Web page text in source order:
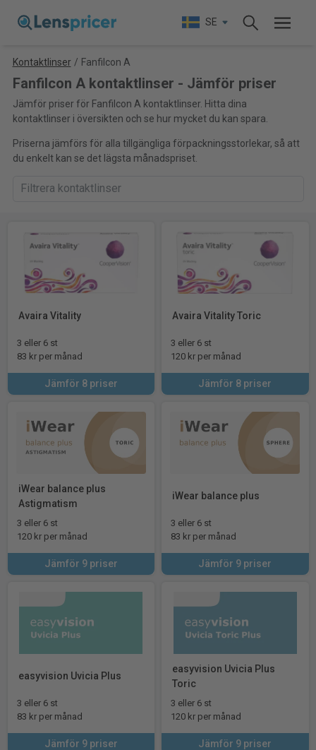
SE
Kontaktlinser / Fanfilcon A
Fanfilcon A kontaktlinser - Jämför priser
Jämför priser för Fanfilcon A kontaktlinser. Hitta dina
kontaktlinser i översikten och se hur mycket du kan spara.
Priserna jämförs för alla tillgängliga förpackningsstorlekar, så att
du enkelt kan se det lägsta månadspriset.
Avaira Vitality
3 eller 6 st
83 kr per månad
Jämför 8 priser
Avaira Vitality Toric
3 eller 6 st
120 kr per månad
Jämför 8 priser
iWear balance plus
Astigmatism
3 eller 6 st
120 kr per månad
Jämför 9 priser
iWear balance plus
3 eller 6 st
83 kr per månad
Jämför 9 priser
easyvision Uvicia Plus
3 eller 6 st
83 kr per månad
Jämför 9 priser
easyvision Uvicia Plus
Toric
3 eller 6 st
120 kr per månad
Jämför 9 priser